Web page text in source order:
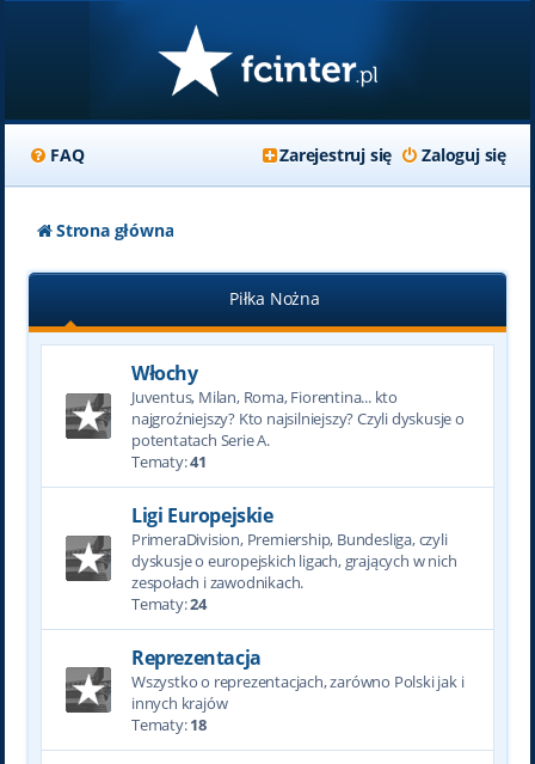
FAQ Zaloguj się
Zarejestruj się
Strona główna
Piłka Nożna
Włochy
Juventus, Milan, Roma, Fiorentina... kto
najgroźniejszy? Kto najsilniejszy? Czyli dyskusje o
potentatach Serie A.
Tematy:41
Ligi Europejskie
PrimeraDivision, Premiership, Bundesliga, czyli
dyskusje o europejskich ligach, grających w nich
zespołach i zawodnikach.
Tematy:24
Reprezentacja
Wszystko o reprezentacjach, zarówno Polski jak i
innych krajów
Tematy:18